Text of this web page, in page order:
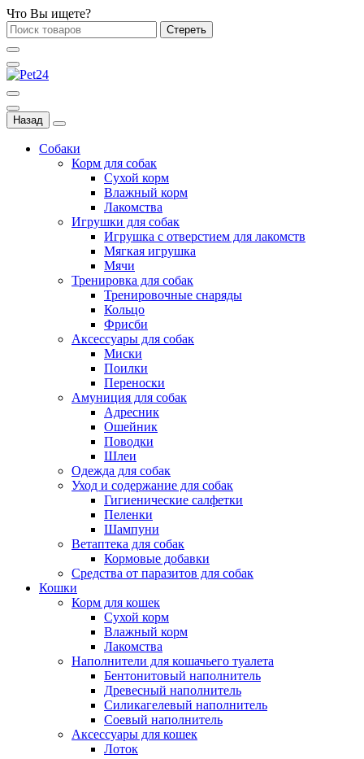
Что Вы ищете?
Стереть
Назад
Собаки
Корм для собак
Сухой корм
Влажный корм
Лакомства
Игрушки для собак
Игрушка с отверстием для лакомств
Мягкая игрушка
Мячи
Тренировка для собак
Тренировочные снаряды
Кольцо
Фрисби
Аксессуары для собак
Миски
Поилки
Переноски
Амуниция для собак
Адресник
Ошейник
Поводки
Шлеи
Одежда для собак
Уход и содержание для собак
Гигиенические салфетки
Пеленки
Шампуни
Ветаптека для собак
Кормовые добавки
Средства от паразитов для собак
Кошки
Корм для кошек
Сухой корм
Влажный корм
Лакомства
Наполнители для кошачьего туалета
Бентонитовый наполнитель
Древесный наполнитель
Силикагелевый наполнитель
Соевый наполнитель
Аксессуары для кошек
Лоток